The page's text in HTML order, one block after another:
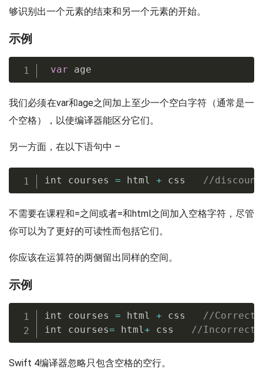
够识别出一个元素的结束和另一个元素的开始。
示例
var age
我们必须在var和age之间加上至少一个空白字符（通常是一
个空格），以使编译器能区分它们。
另一方面，在以下语句中 –
int courses = html + css //discount
不需要在课程和=之间或者=和html之间加入空格字符，尽管
你可以为了更好的可读性而包括它们。
你应该在运算符的两侧留出同样的空间。
示例
int courses = html + css //Correct
int courses= html+ css //Incorrect
Swift 4编译器忽略只包含空格的空行。